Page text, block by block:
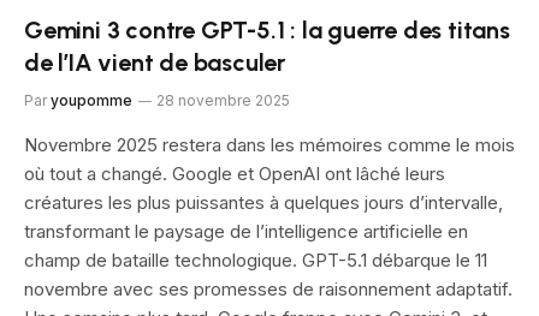
Gemini 3 contre GPT-5.1 : la guerre des titans
de l’IA vient de basculer
Par youpomme 28 novembre 2025
Novembre 2025 restera dans les mémoires comme le mois
où tout a changé. Google et OpenAI ont lâché leurs
créatures les plus puissantes à quelques jours d’intervalle,
transformant le paysage de l’intelligence artificielle en
champ de bataille technologique. GPT-5.1 débarque le 11
novembre avec ses promesses de raisonnement adaptatif.